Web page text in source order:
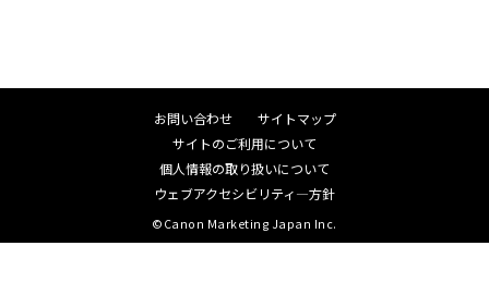
お問い合わせ
サイトマップ
サイトのご利用について
個人情報の取り扱いについて
ウェブアクセシビリティ―方針
©Canon Marketing Japan Inc.